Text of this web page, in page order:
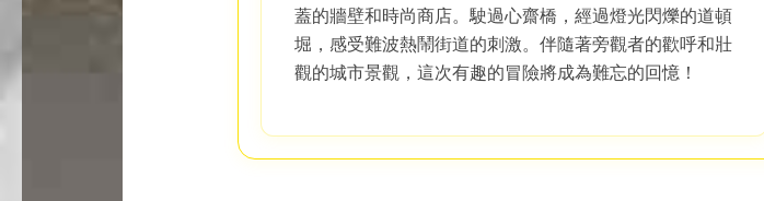
蓋的牆壁和時尚商店。駛過心齋橋，經過燈光閃爍的道頓
堀，感受難波熱鬧街道的刺激。伴隨著旁觀者的歡呼和壯
觀的城市景觀，這次有趣的冒險將成為難忘的回憶！